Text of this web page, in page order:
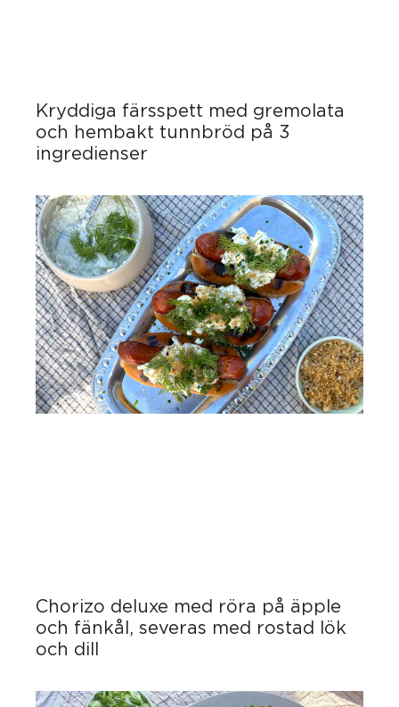
Kryddiga färsspett med gremolata
och hembakt tunnbröd på 3
ingredienser
Chorizo deluxe med röra på äpple
och fänkål, severas med rostad lök
och dill